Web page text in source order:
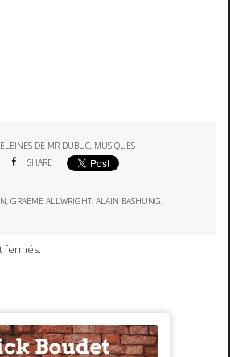
DE MR DUBUC, MUSIQUES
SHARE
,GRAEME ALLWRIGHT,ALAIN BASHUNG,
fermés.